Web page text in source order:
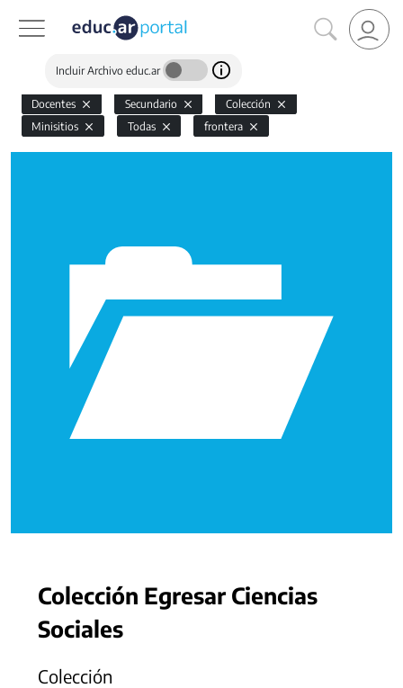
Incluir Archivo educ.ar
Docentes Secundario
Colección
Minisitios
Todas frontera
Colección Egresar Ciencias
Sociales
Colección